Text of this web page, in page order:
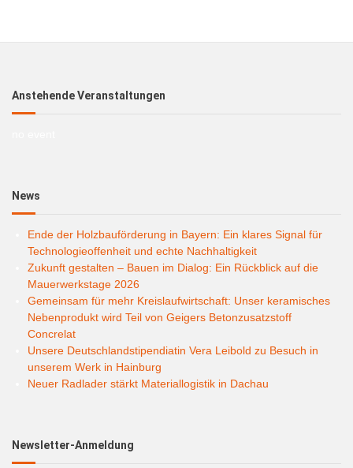
Anstehende Veranstaltungen
News
Ende der Holzbauförderung in Bayern: Ein klares Signal für
Technologieoffenheit und echte Nachhaltigkeit
Zukunft gestalten – Bauen im Dialog: Ein Rückblick auf die
Mauerwerkstage 2026
Gemeinsam für mehr Kreislaufwirtschaft: Unser keramisches
Nebenprodukt wird Teil von Geigers Betonzusatzstoff
Concrelat
Unsere Deutschlandstipendiatin Vera Leibold zu Besuch in
unserem Werk in Hainburg
Neuer Radlader stärkt Materiallogistik in Dachau
Newsletter-Anmeldung